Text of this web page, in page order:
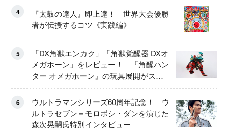
4
『太鼓の達人』即上達！ 世界大会優勝
者が伝授するコツ《実践編》
5
「DX角獣エンカク」「角獣覚醒器 DXオ
メガホーン」をレビュー！ 『角醒ハン
ター オメガホーン』の玩具展開がスタ
ート！
6
ウルトラマンシリーズ60周年記念！ ウ
ルトラセブン＝モロボシ・ダンを演じた
森次晃嗣氏特別インタビュー